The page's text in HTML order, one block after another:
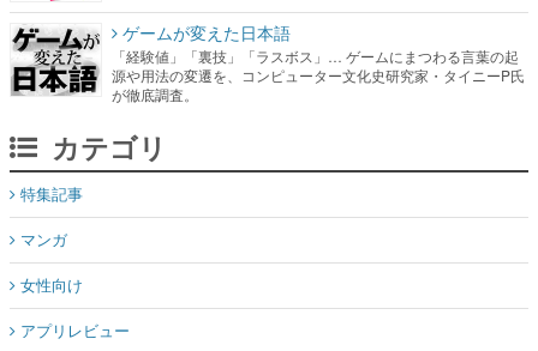
ゲームが変えた日本語
「経験値」「裏技」「ラスボス」… ゲームにまつわる言葉の起
源や用法の変遷を、コンピューター文化史研究家・タイニーP氏
が徹底調査。
カテゴリ
特集記事
マンガ
女性向け
アプリレビュー